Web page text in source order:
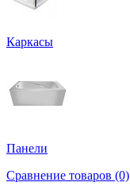
Каркасы
Панели
Сравнение товаров (0)